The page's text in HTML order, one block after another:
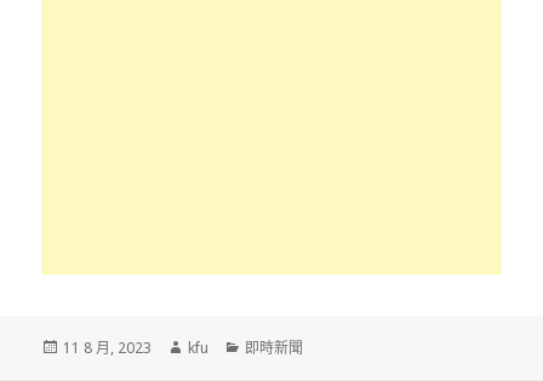
發
11 8 月, 2023
作
kfu
分
即時新聞